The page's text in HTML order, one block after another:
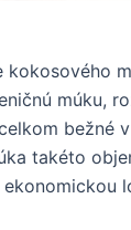
múku,
takéto